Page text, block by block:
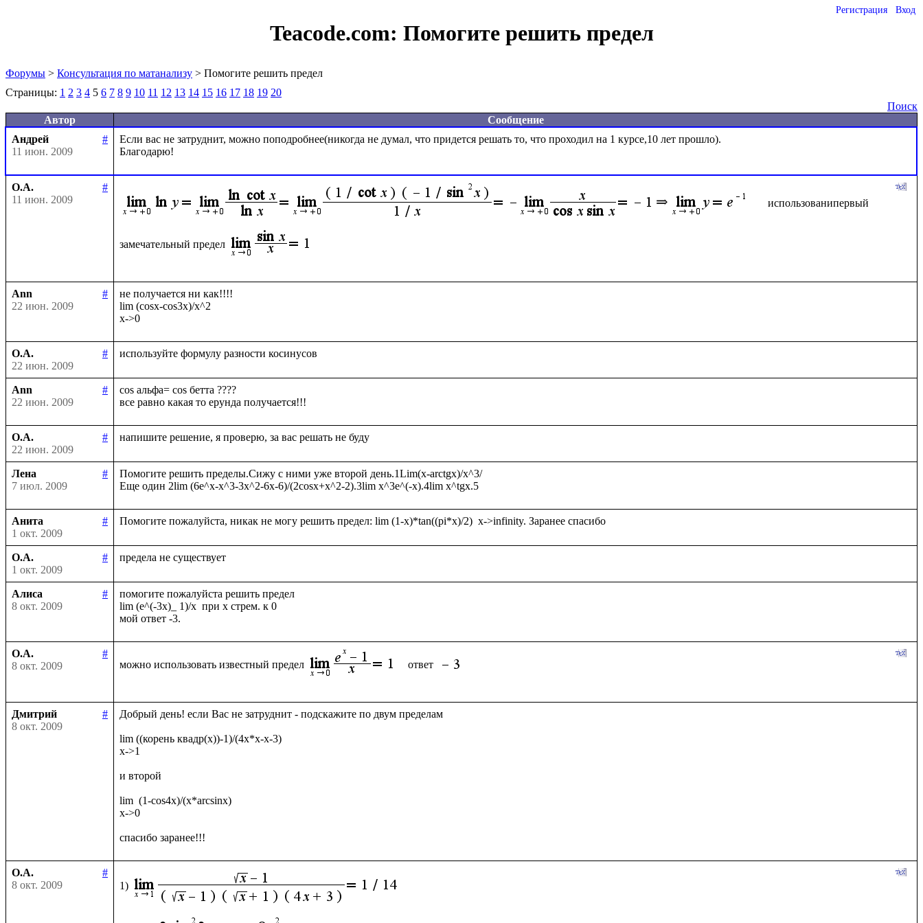
Регистрация Вход
Teacode.com: Помогите решить предел
Форумы > Консультация по матанализу > Помогите решить предел
Страницы: 1 2 3 4 5 6 7 8 9 10 11 12 13 14 15 16 17 18 19 20
Поиск
Автор
Сообщение
Андрей
#
11 июн. 2009
Если вас не затруднит, можно поподробнее(никогда не думал, что придется решать то, что проходил на 1 курсе,10 лет прошло).
О.А.
#
11 июн. 2009
использованипервый
замечательный предел
Ann
#
22 июн. 2009
не получается ни как!!!!
lim (cosx-cos3x)/x^2
О.А.
#
22 июн. 2009
Ann
#
22 июн. 2009
cos альфа= cos бетта ????
О.А.
#
22 июн. 2009
Лена
#
7 июл. 2009
Помогите решить пределы.Сижу с ними уже второй день.1Lim(x-arctgx)/x^3/
Анита
#
1 окт. 2009
О.А.
#
1 окт. 2009
Алиса
#
8 окт. 2009
помогите пожалуйста решить предел
lim (e^(-3x)_ 1)/x  при х стрем. к 0
О.А.
#
8 окт. 2009
можно использовать известный предел ответ
Дмитрий
#
8 окт. 2009
Добрый день! если Вас не затруднит - подскажите по двум пределам
lim ((корень квадр(x))-1)/(4x*x-x-3)
x->1
и второй
lim  (1-cos4x)/(x*arcsinx)
x->0
О.А.
#
8 окт. 2009
1)